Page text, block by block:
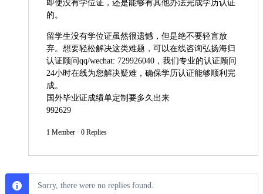
即使没有学位证，还是能够有其他办法完成学历认证
的。
留学生没有学位证虽然很遗憾，但是绝不要轻言放
弃。想要轻松解决这类难题，可以在线咨询弘扬海归
认证顾问qq/wechat: 729926040，我们专业的认证顾问
24小时在线为您解决疑难，确保学历认证能够顺利完
成。
国外毕业证成绩单定制要多久出来
992629
1 Member · 0 Replies
Sorry, there were no replies found.